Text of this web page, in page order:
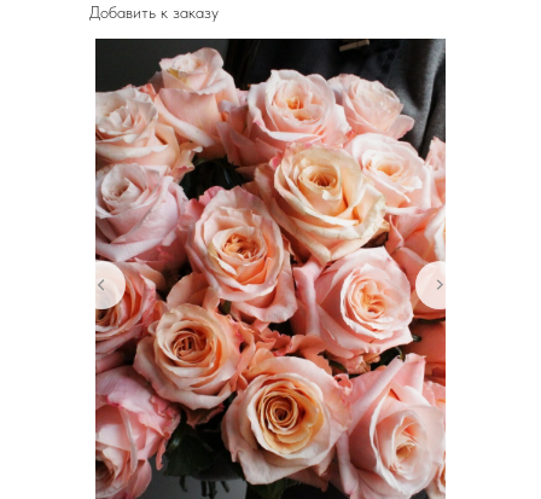
Добавить к заказу